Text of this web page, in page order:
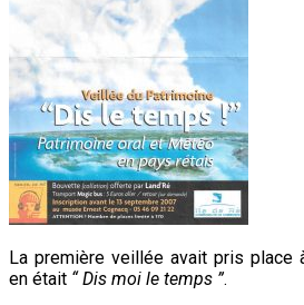
La première veillée avait pris place
en était “ Dis moi le temps ”.